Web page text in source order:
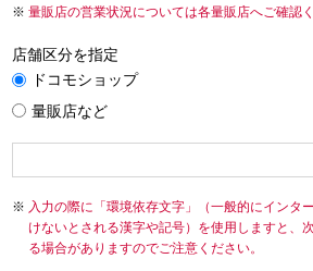
量販店の営業状況については各量販店へご確認く
店舗区分を指定
ドコモショップ
量販店など
入力の際に「環境依存文字」（一般的にインタ
けないとされる漢字や記号）を使用しますと、
る場合がありますのでご注意ください。